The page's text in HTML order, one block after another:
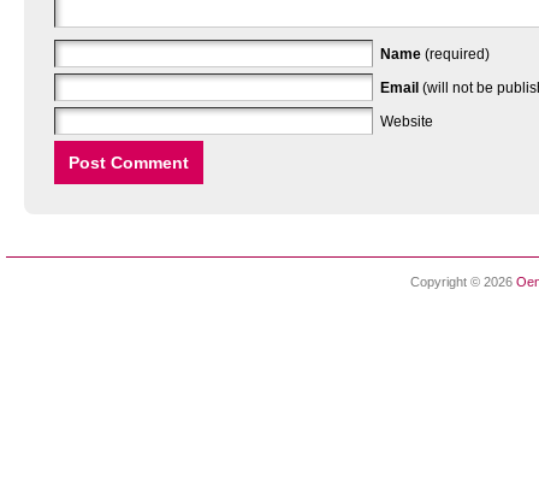
Name (required)
Email (will not be
Website
Copyright © 2026